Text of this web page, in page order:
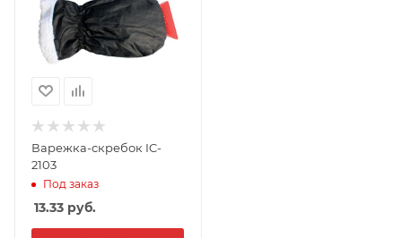
Варежка-скребок IC-
2103
Под заказ
13.33 руб.